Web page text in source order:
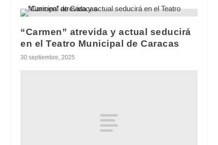
“Carmen” atrevida y actual seducirá
en el Teatro Municipal de Caracas
30 septiembre, 2025